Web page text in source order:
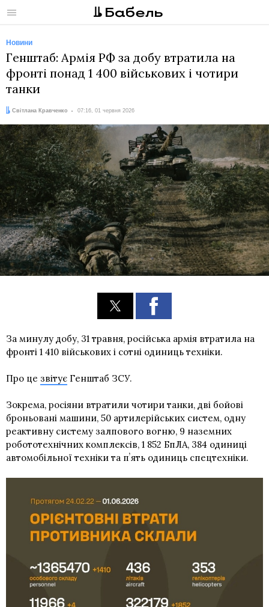
Меню
Новини
Генштаб: Армія РФ за добу втратила на
фронті понад 1 400 військових і чотири
танки
Автор:
Світлана Кравченко
Дата: 07:16, 01 червня 2026
За минулу добу, 31 травня, російська армія втратила на
фронті 1 410 військових і сотні одиниць техніки.
Про це звітує Генштаб ЗСУ.
Зокрема, росіяни втратили чотири танки, дві бойові
броньовані машини, 50 артилерійських систем, одну
реактивну систему залпового вогню, 9 наземних
робототехнічних комплексів, 1 852 БпЛА, 384 одиниці
автомобільної техніки та пʼять одиниць спецтехніки.